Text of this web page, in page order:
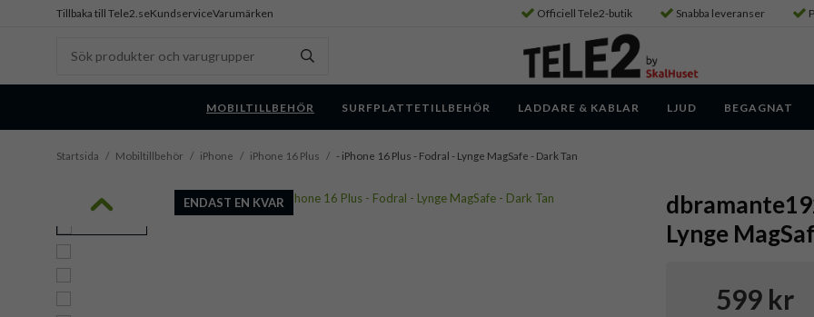
Tillbaka till Tele2.seKundserviceVarumärken Officiell Tele2-butik Snabba leveranser
MOBILTILLBEHÖR SURFPLATTETILLBEHÖR LADDARE & KABLAR LJUD BEGAGNAT
Startsida / Mobiltillbehör / iPhone / iPhone 16 Plus / - iPhone 16 Plus - Fodral - Lynge MagSafe - Dark Tan
ENDAST EN KVAR
Lynge
599 kr